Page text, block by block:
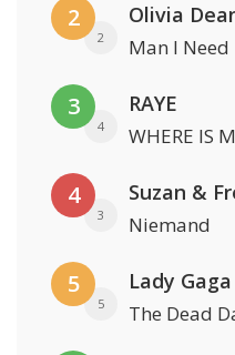
2
2
Olivia
Man I Need
3
4
RAYE
WHERE IS
4
3
Suzan &
Niemand
5
5
Lady Gaga
The Dead